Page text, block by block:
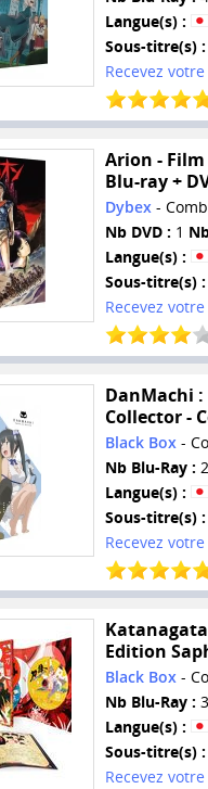
Langue(s) :
Sous-titre(s) :
Recevez
Arion -
Blu-ray +
Dybex-
Nb DVD : 1
Langue(s) :
Sous-titre(s) :
Recevez
DanMachi
Collector -
Black Box -
Nb Blu-Ray :
Langue(s) :
Sous-titre(s) :
Recevez
Edition
Black Box-
Nb Blu-Ray :
Langue(s) :
Sous-titre(s) :
Recevez